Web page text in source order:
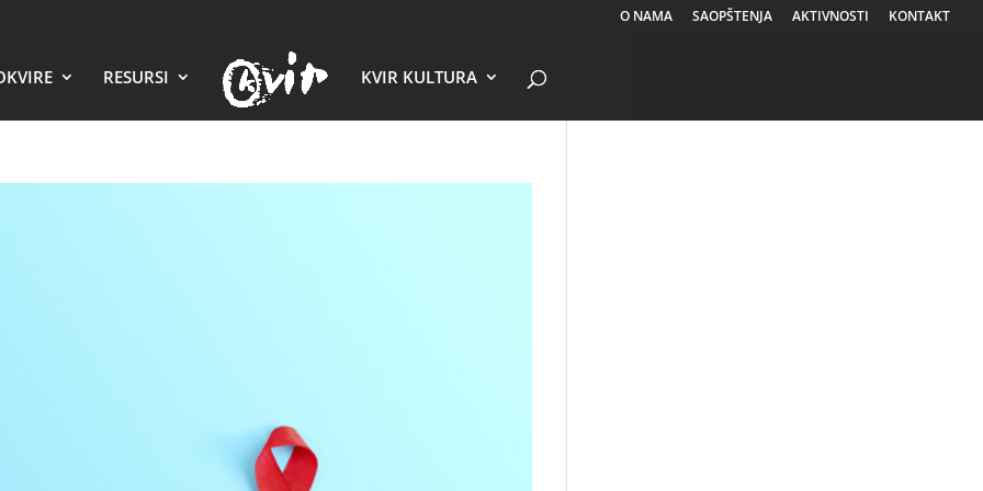
O NAMA SAOPŠTENJA AKTIVNOSTI KONTAKT
RESURSI KVIR KULTURA